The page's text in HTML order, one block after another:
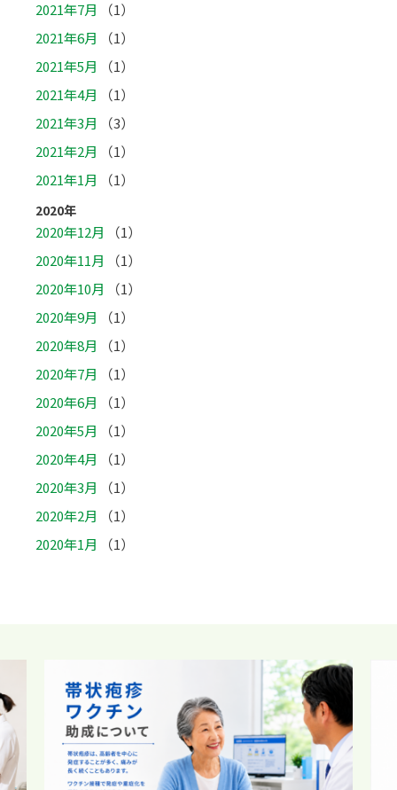
2021年7月
（1）
2021年6月
（1）
2021年5月
（1）
2021年4月
（1）
2021年3月
（3）
2021年2月
（1）
2021年1月
（1）
2020年
2020年12月
（1）
2020年11月
（1）
2020年10月
（1）
2020年9月
（1）
2020年8月
（1）
2020年7月
（1）
2020年6月
（1）
2020年5月
（1）
2020年4月
（1）
2020年3月
（1）
2020年2月
（1）
2020年1月
（1）